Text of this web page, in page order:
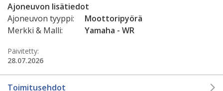
Ajoneuvon lisätiedot
Ajoneuvon tyyppi:
Moottoripyörä
Merkki & Malli:
Yamaha - WR
Päivitetty:
28.07.2026
Toimitusehdot